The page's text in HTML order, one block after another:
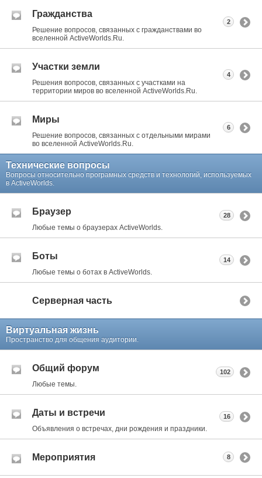
Гражданства
Решение вопросов, связанных с гражданствами во
вселенной ActiveWorlds.Ru.
2
Участки земли
Решения вопросов, связанных с участками на
территории миров во вселенной ActiveWorlds.Ru.
4
Миры
Решение вопросов, связанных с отдельными мирами
во вселенной ActiveWorlds.Ru.
6
Технические вопросы
Вопросы относительно програмных средств и технологий, используемых
в ActiveWorlds.
Браузер
Любые темы о браузерах ActiveWorlds.
28
Боты
Любые темы о ботах в ActiveWorlds.
14
Серверная часть
Виртуальная жизнь
Пространство для общения аудитории.
Общий форум
Любые темы.
102
Даты и встречи
Объявления о встречах, дни рождения и праздники.
16
Мероприятия 8